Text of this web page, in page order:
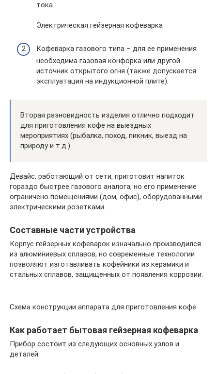
тока.
Электрическая гейзерная кофеварка
Кофеварка газового типа – для ее применения
необходима газовая конфорка или другой
источник открытого огня (также допускается
эксплуатация на индукционной плите).
Вторая разновидность изделия отлично подходит
для приготовления кофе на выездных
мероприятиях (рыбалка, поход, пикник, выезд на
природу и т.д.).
Девайс, работающий от сети, приготовит напиток
гораздо быстрее газового аналога, но его применение
ограничено помещениями (дом, офис), оборудованными
электрическими розетками.
Составные части устройства
Корпус гейзерных кофеварок изначально производился
из алюминиевых сплавов, но современные технологии
позволяют изготавливать кофейники из керамики и
стальных сплавов, защищенных от появления коррозии.
Схема конструкции аппарата для приготовления кофе
Как работает бытовая гейзерная кофеварка
Прибор состоит из следующих основных узлов и
деталей: